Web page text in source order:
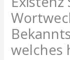
welches